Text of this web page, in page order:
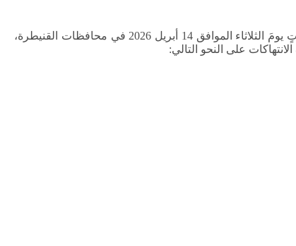
انتهاكاتٍ يومَ الثلاثاء الموافق 14 أبريل 2026 في محافظات القنيطرة،
على النحو التالي: